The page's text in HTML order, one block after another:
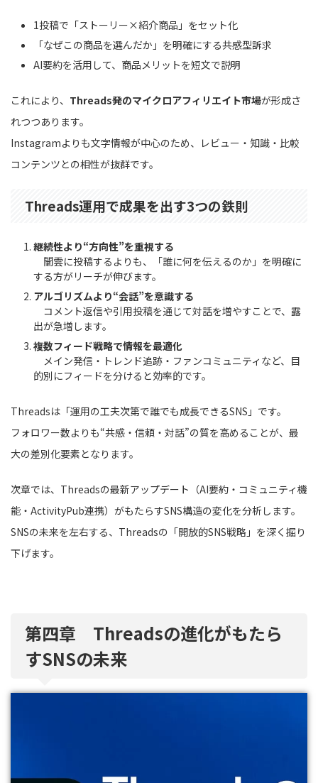
1投稿で「ストーリー×紹介商品」をセット化
「なぜこの商品を選んだか」を明確にする共感型訴求
AI要約を活用して、商品メリットを短文で説明
これにより、 Threads発のマイクロアフィリエイト市場が形成さ
れつつあります。
Instagramよりも文字情報が中心のため、レビュー・知識・比較
コンテンツとの相性が抜群です。
Threads運用で成果を出す3つの鉄則
継続性より“方向性”を重視する
闇雲に投稿するよりも、「誰に何を伝えるのか」を明確に
する方がリーチが伸びます。
アルゴリズムより“会話”を意識する
コメント返信や引用投稿を通じて対話を増やすことで、露
出が急増します。
複数フィード戦略で情報を最適化
メイン発信・トレンド追跡・ファンコミュニティなど、目
的別にフィードを分けると効率的です。
Threadsは「運用の工夫次第で誰でも成長できるSNS」です。
フォロワー数よりも“共感・信頼・対話”の質を高めることが、最
大の差別化要素となります。
次章では、Threadsの最新アップデート（AI要約・コミュニティ機
能・ActivityPub連携）がもたらすSNS構造の変化を分析します。
SNSの未来を左右する、Threadsの「開放的SNS戦略」を深く掘り
下げます。
第四章 Threadsの進化がもたら
すSNSの未来